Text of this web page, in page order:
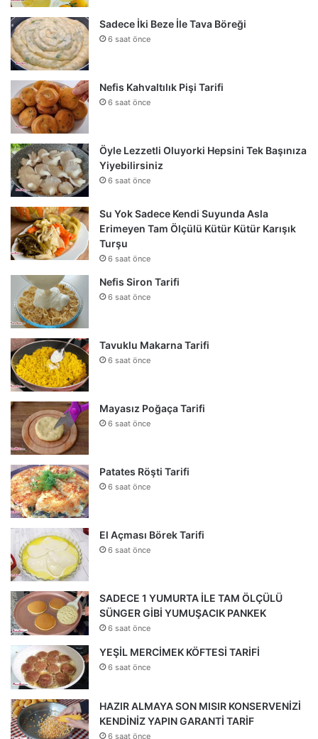
Sadece İki Beze İle Tava Böreği
6 saat önce
Nefis Kahvaltılık Pişi Tarifi
6 saat önce
Öyle Lezzetli Oluyorki Hepsini Tek Başınıza
Yiyebilirsiniz
6 saat önce
Su Yok Sadece Kendi Suyunda Asla
Erimeyen Tam Ölçülü Kütür Kütür Karışık
Turşu
6 saat önce
Nefis Siron Tarifi
6 saat önce
Tavuklu Makarna Tarifi
6 saat önce
Mayasız Poğaça Tarifi
6 saat önce
Patates Röşti Tarifi
6 saat önce
El Açması Börek Tarifi
6 saat önce
SADECE 1 YUMURTA İLE TAM ÖLÇÜLÜ
SÜNGER GİBİ YUMUŞACIK PANKEK
6 saat önce
YEŞİL MERCİMEK KÖFTESİ TARİFİ
6 saat önce
HAZIR ALMAYA SON MISIR KONSERVENİZİ
KENDİNİZ YAPIN GARANTİ TARİF
6 saat önce